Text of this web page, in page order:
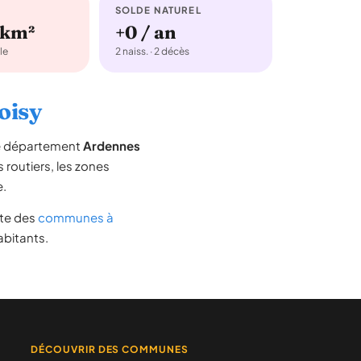
SOLDE NATUREL
+0 / an
2 naiss. · 2 décès
département Ardennes
routiers, les zones
des communes à
DÉCOUVRIR DES COMMUNES